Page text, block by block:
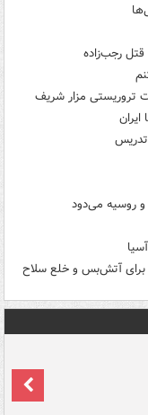
قتل رجب‌زاده
تروریستی مزار شریف
تدریس
و روسیه می‌دود
برای آتش‌بس و خلع سلاح